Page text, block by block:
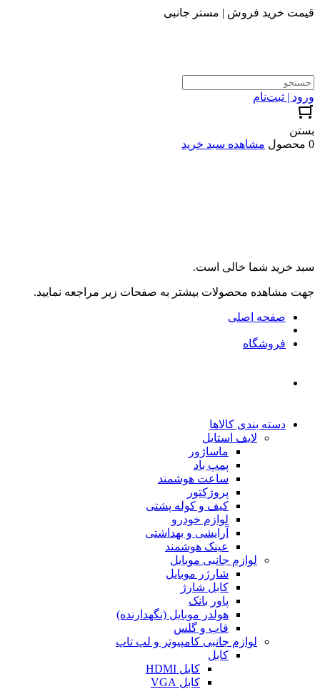
قیمت خرید فروش | مستر جانبی
ورود | ثبت‌نام
بستن
0 محصول
مشاهده سبد خرید
سبد خرید شما خالی است.
جهت مشاهده محصولات بیشتر به صفحات زیر مراجعه نمایید.
صفحه اصلی
فروشگاه
دسته بندی کالاها
لایف استایل
ماساژور
پمپ باد
ساعت هوشمند
پروژکتور
کیف و کوله پشتی
لوازم خودرو
آرایشی و بهداشتی
عینک هوشمند
لوازم جانبی موبایل
شارژر موبایل
کابل شارژ
پاور بانک
هولدر موبایل (نگهدارنده)
قاب و گلس
لوازم جانبی کامپیوتر و لپ تاپ
کابل
کابل HDMI
کابل VGA